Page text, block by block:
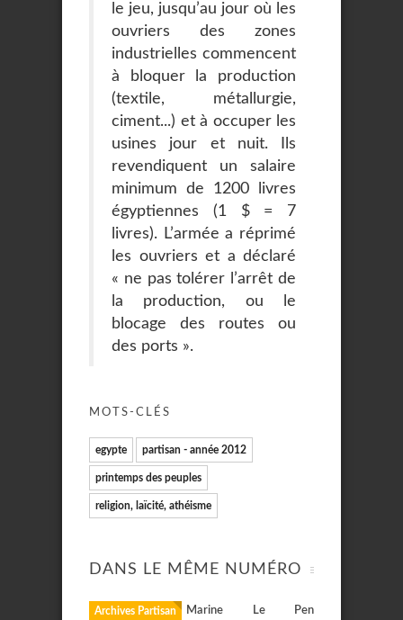
le jeu, jusqu’au jour où les
ouvriers des zones
industrielles commencent
à bloquer la production
(textile, métallurgie,
ciment...) et à occuper les
usines jour et nuit. Ils
revendiquent un salaire
minimum de 1200 livres
égyptiennes (1 $ = 7
livres). L’armée a réprimé
les ouvriers et a déclaré
« ne pas tolérer l’arrêt de
la production, ou le
blocage des routes ou
des ports ».
MOTS-CLÉS
egypte partisan - année 2012
printemps des peuples
religion, laïcité, athéisme
DANS LE MÊME NUMÉRO
Archives Partisan
Marine Le Pen